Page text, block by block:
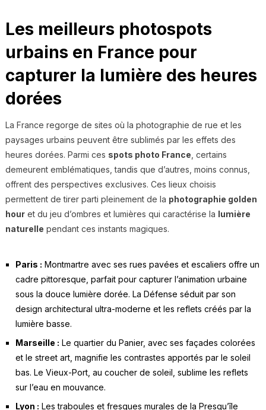
Les meilleurs photospots
urbains en France pour
capturer la lumière des heures
dorées
La France regorge de sites où la photographie de rue et les
paysages urbains peuvent être sublimés par les effets des
heures dorées. Parmi ces spots photo France , certains
demeurent emblématiques, tandis que d’autres, moins connus,
offrent des perspectives exclusives. Ces lieux choisis
permettent de tirer parti pleinement de la photographie golden
houret du jeu d’ombres et lumières qui caractérise la lumière
naturelle pendant ces instants magiques.
Paris : Montmartre avec ses rues pavées et escaliers offre un
cadre pittoresque, parfait pour capturer l’animation urbaine
sous la douce lumière dorée. La Défense séduit par son
design architectural ultra-moderne et les reflets créés par la
lumière basse.
Marseille : Le quartier du Panier, avec ses façades colorées
et le street art, magnifie les contrastes apportés par le soleil
bas. Le Vieux-Port, au coucher de soleil, sublime les reflets
sur l’eau en mouvance.
Lyon : Les traboules et fresques murales de la Presqu’île